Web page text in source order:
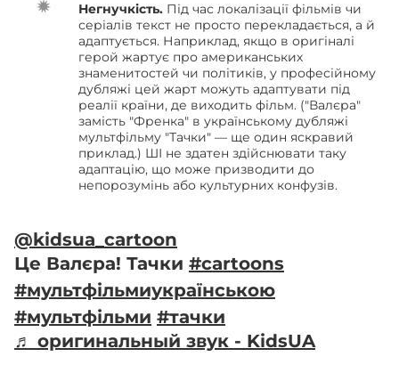
Негнучкість. Під час локалізації фільмів чи
серіалів текст не просто перекладається, а й
адаптується. Наприклад, якщо в оригіналі
герой жартує про американських
знаменитостей чи політиків, у професійному
дубляжі цей жарт можуть адаптувати під
реалії країни, де виходить фільм. ("Валєра"
замість "Френка" в українському дубляжі
мультфільму "Тачки" — ще один яскравий
приклад.) ШІ не здатен здійснювати таку
адаптацію, що може призводити до
непорозумінь або культурних конфузів.
@kidsua_cartoon
Це Валєра! Тачки #cartoons
#мультфільмиукраїнською
#мультфільми #тачки
♬ оригинальный звук - KidsUA